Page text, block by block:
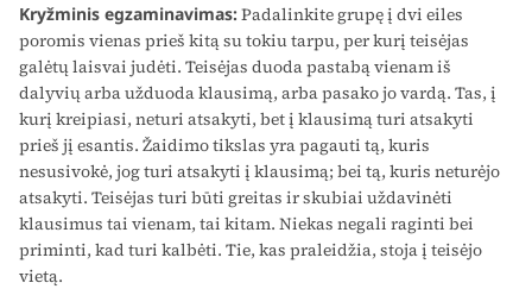
Kryžminis egzaminavimas:Padalinkite grupę į dvi eiles
poromis vienas prieš kitą su tokiu tarpu, per kurį teisėjas
galėtų laisvai judėti. Teisėjas duoda pastabą vienam iš
dalyvių arba užduoda klausimą, arba pasako jo vardą. Tas, į
kurį kreipiasi, neturi atsakyti, bet į klausimą turi atsakyti
prieš jį esantis. Žaidimo tikslas yra pagauti tą, kuris
nesusivokė, jog turi atsakyti į klausimą; bei tą, kuris neturėjo
atsakyti. Teisėjas turi būti greitas ir skubiai uždavinėti
klausimus tai vienam, tai kitam. Niekas negali raginti bei
priminti, kad turi kalbėti. Tie, kas praleidžia, stoja į teisėjo
vietą.